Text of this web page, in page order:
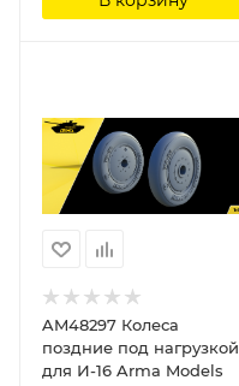
AM48297 Колеса
поздние под нагрузкой
для И-16 Arma Models